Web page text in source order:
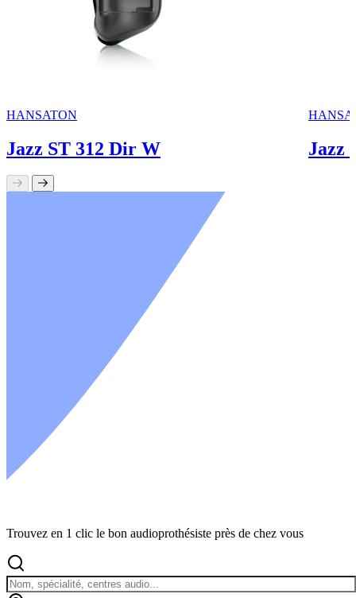
HANSATON
Jazz ST 312 Dir W Jazz
Trouvez en 1 clic le bon audioprothésiste près de chez vous